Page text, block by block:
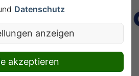
Datenschutz
anzeigen
akzeptieren